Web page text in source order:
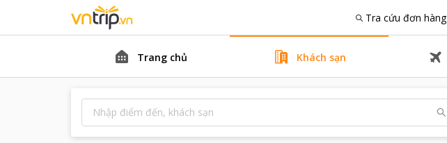
Tra cứu đơn hàng
Trang chủ Khách sạn